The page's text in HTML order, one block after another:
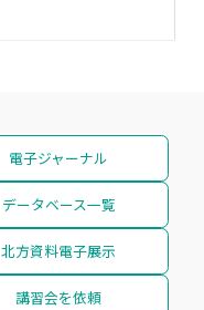
電子ジャーナル
データベース一覧
北方資料電子展示
講習会を依頼